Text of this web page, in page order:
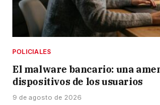
POLICIALES
El malware bancario: una
dispositivos de los usuarios
9 de agosto de 2026